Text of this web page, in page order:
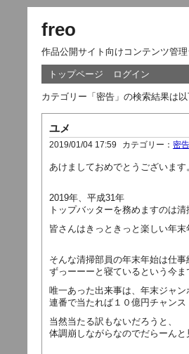
freo
作品公開サイト向けコンテンツ管理
トップページ ログイン
カテゴリー「密告」の検索結果は以
ユメ
2019/01/04 17:59 カテゴリー： 密告
あけましておめでとうございます
2019年、平成31年
トップバッターを務めますのは清
皆さんはきっときっと楽しい年末
そんな清掃部員の年末年始は仕
ずっーーーと寝ているという今
唯一あった出来事は、年末ジャン
連番で当たれば１０億円チャンス
当然当たる訳もないだろうと、
体調崩しながらなのでだらーん